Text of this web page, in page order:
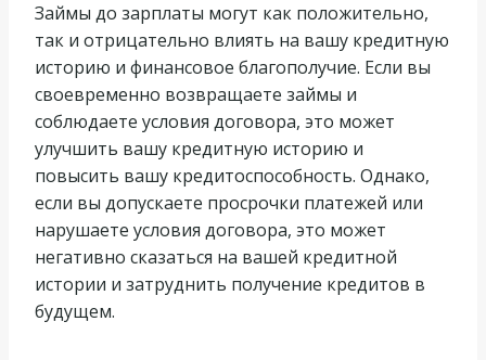
Займы до зарплаты могут как положительно,
так и отрицательно влиять на вашу кредитную
историю и финансовое благополучие. Если вы
своевременно возвращаете займы и
соблюдаете условия договора, это может
улучшить вашу кредитную историю и
повысить вашу кредитоспособность. Однако,
если вы допускаете просрочки платежей или
нарушаете условия договора, это может
негативно сказаться на вашей кредитной
истории и затруднить получение кредитов в
будущем.